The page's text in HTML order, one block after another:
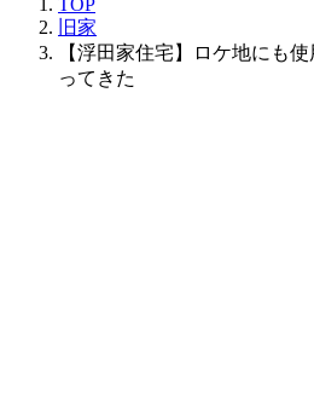
TOP
旧家
【浮田家住宅】ロケ地にも
ってきた